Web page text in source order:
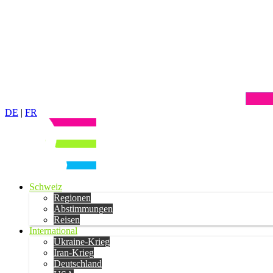
DE | FR
Schweiz
Regionen
Abstimmungen
Reisen
International
Ukraine-Krieg
Iran-Krieg
Deutschland